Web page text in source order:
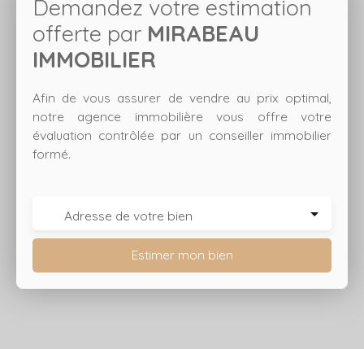
Demandez votre estimation
offerte par MIRABEAU
IMMOBILIER
Afin de vous assurer de vendre au prix optimal,
notre agence immobilière vous offre votre
évaluation contrôlée par un conseiller immobilier
formé.
Adresse de votre bien
Estimer mon bien